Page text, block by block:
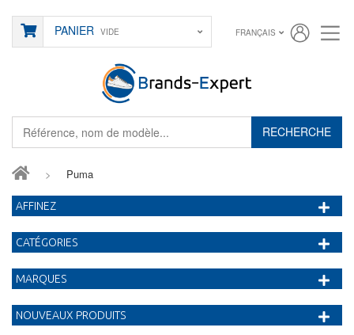
RECHERCHE
PANIER VIDE FRANÇAIS
> Puma
AFFINEZ
CATÉGORIES
MARQUES
NOUVEAUX PRODUITS